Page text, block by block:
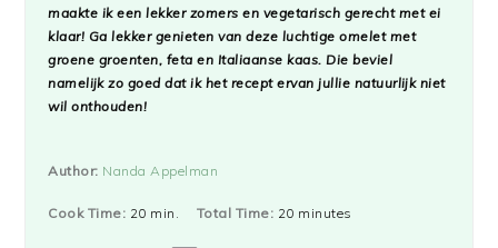
maakte ik een lekker zomers en vegetarisch gerecht met ei
klaar! Ga lekker genieten van deze luchtige omelet met
groene groenten, feta en Italiaanse kaas. Die beviel
namelijk zo goed dat ik het recept ervan jullie natuurlijk niet
wil onthouden!
Author: Nanda Appelman
Cook Time: 20 min. Total Time: 20 minutes